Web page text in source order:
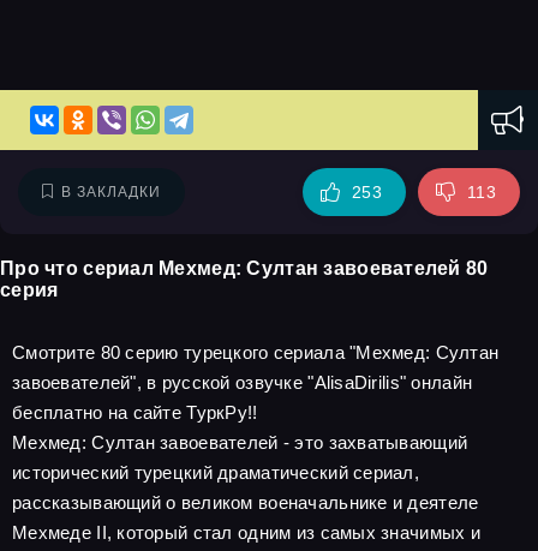
В ЗАКЛАДКИ 253 113
Про что сериал Мехмед: Султан завоевателей 80
серия
Смотрите 80 серию турецкого сериала "Мехмед: Султан
завоевателей", в русской озвучке "AlisaDirilis" онлайн
бесплатно на сайте ТуркРу!!
Мехмед: Султан завоевателей - это захватывающий
исторический турецкий драматический сериал,
рассказывающий о великом военачальнике и деятеле
Мехмеде II, который стал одним из самых значимых и